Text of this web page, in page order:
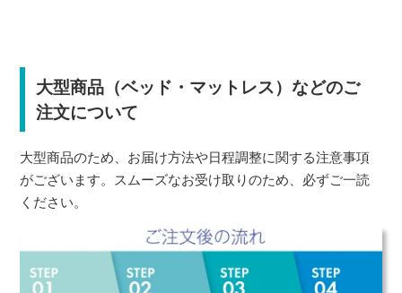
大型商品（ベッド・マットレス）などのご
注文について
大型商品のため、お届け方法や日程調整に関する注意事項
がございます。スムーズなお受け取りのため、必ずご一読
ください。